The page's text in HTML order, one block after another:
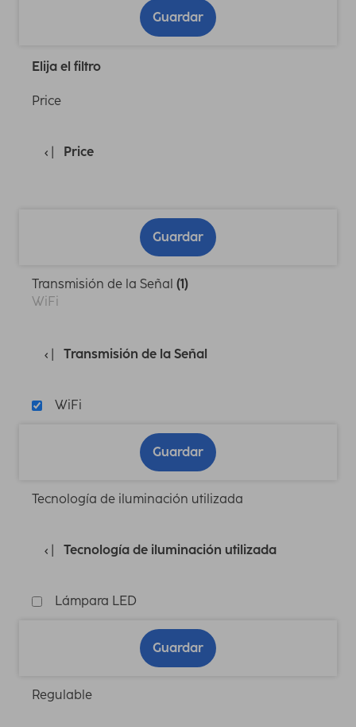
Guardar
Elija el filtro
Price
Price
Guardar
Transmisión de la Señal (1)
WiFi
Transmisión de la Señal
WiFi
Guardar
Tecnología de iluminación utilizada
Tecnología de iluminación utilizada
Lámpara LED
Guardar
Regulable